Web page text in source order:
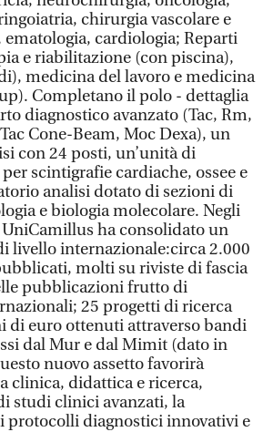
chirurgia vascolare e
cardiologia; Reparti
e riabilitazione (con piscina),
medicina del lavoro e medicina
Completano il polo - dettaglia
diagnostico avanzato (Tac, Rm,
Cone-Beam, Moc Dexa), un
con 24 posti, un’unità di
scintigrafie cardiache, ossee e
analisi dotato di sezioni di
e biologia molecolare. Negli
ha consolidato un
livello internazionale:circa 2.000
molti su riviste di fascia
pubblicazioni frutto di
25 progetti di ricerca
di euro ottenuti attraverso bandi
dal Mur e dal Mimit (dato in
nuovo assetto favorirà
clinica, didattica e ricerca,
studi clinici avanzati, la
protocolli diagnostici innovativi e